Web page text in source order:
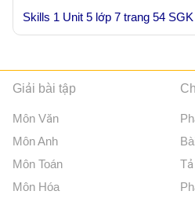
Skills 1 Unit 5 lớp 7 trang 54
Giải bài tập
Môn Văn
Môn Anh
Môn Toán
Môn Hóa